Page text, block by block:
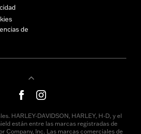
de
HARLEY-DAVIDSON, HARLEY, H-D, y el
están entre las marcas registradas de
Company, Inc. Las marcas comerciales de